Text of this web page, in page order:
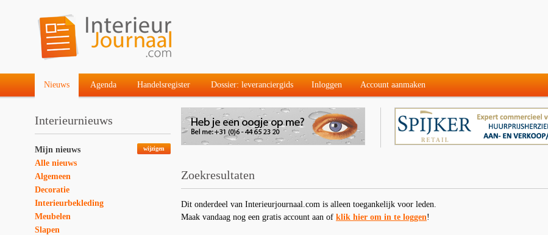
Nieuws Agenda Handelsregister Dossier: leveranciergids Inloggen Account aanmaken
Interieurnieuws
wijzigen
Mijn nieuws
Alle nieuws
Algemeen
Decoratie
Interieurbekleding
Meubelen
Slapen
Zoekresultaten
Dit onderdeel van Interieurjournaal.com is alleen toegankelijk voor leden.
Maak vandaag nog een gratis account aan of klik hier om in te loggen!